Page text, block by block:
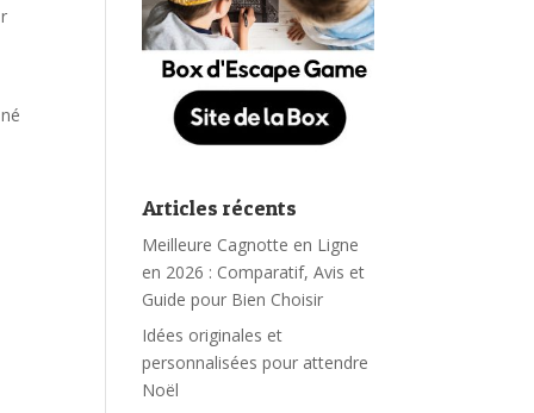
Articles récents
Meilleure Cagnotte en Ligne
en 2026 : Comparatif, Avis et
Guide pour Bien Choisir
Idées originales et
personnalisées pour attendre
Noël